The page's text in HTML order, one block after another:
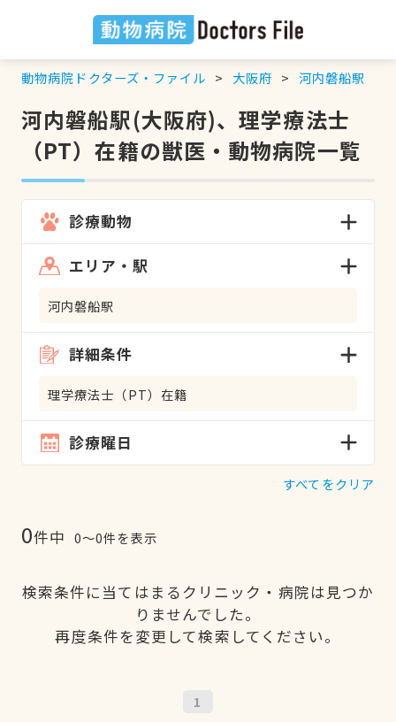
動物病院ドクターズ・ファイル 大阪府 河内磐船駅
河内磐船駅(大阪府)、理学療法士
（PT）在籍の獣医・動物病院一覧
診療動物
エリア・駅
河内磐船駅
詳細条件
理学療法士（PT）在籍
診療曜日
すべてをクリア
0件中 0〜0件を表示
検索条件に当てはまるクリニック・病院は見つか
りませんでした。
再度条件を変更して検索してください。
1